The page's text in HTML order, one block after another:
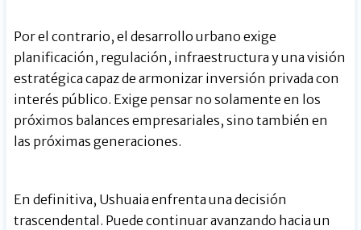
Por el contrario, el desarrollo urbano exige
planificación, regulación, infraestructura y una visión
estratégica capaz de armonizar inversión privada con
interés público. Exige pensar no solamente en los
próximos balances empresariales, sino también en
las próximas generaciones.
En definitiva, Ushuaia enfrenta una decisión
trascendental. Puede continuar avanzando hacia un